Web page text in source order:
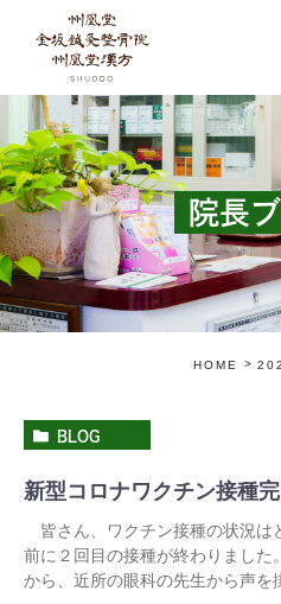
院長
HOME
BLOG
新型コロナワクチン接種完
皆さん、ワクチン接種の状況
前に２回目の接種が終わりまし
から、近所の眼科の先生から声を